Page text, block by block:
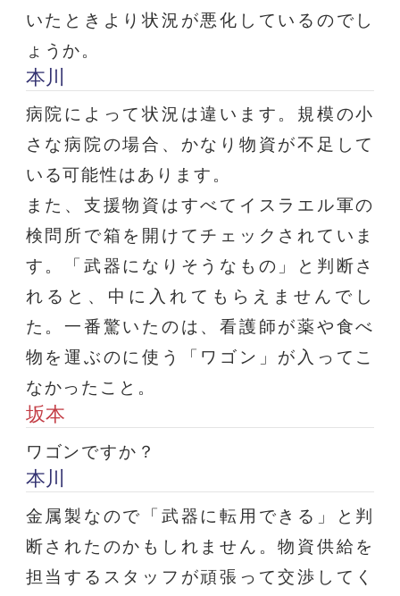
いたときより状況が悪化しているのでし
ょうか。
本川
病院によって状況は違います。規模の小
さな病院の場合、かなり物資が不足して
いる可能性はあります。
また、支援物資はすべてイスラエル軍の
検問所で箱を開けてチェックされていま
す。「武器になりそうなもの」と判断さ
れると、中に入れてもらえませんでし
た。一番驚いたのは、看護師が薬や食べ
物を運ぶのに使う「ワゴン」が入ってこ
なかったこと。
坂本
ワゴンですか？
本川
金属製なので「武器に転用できる」と判
断されたのかもしれません。物資供給を
担当するスタッフが頑張って交渉してく